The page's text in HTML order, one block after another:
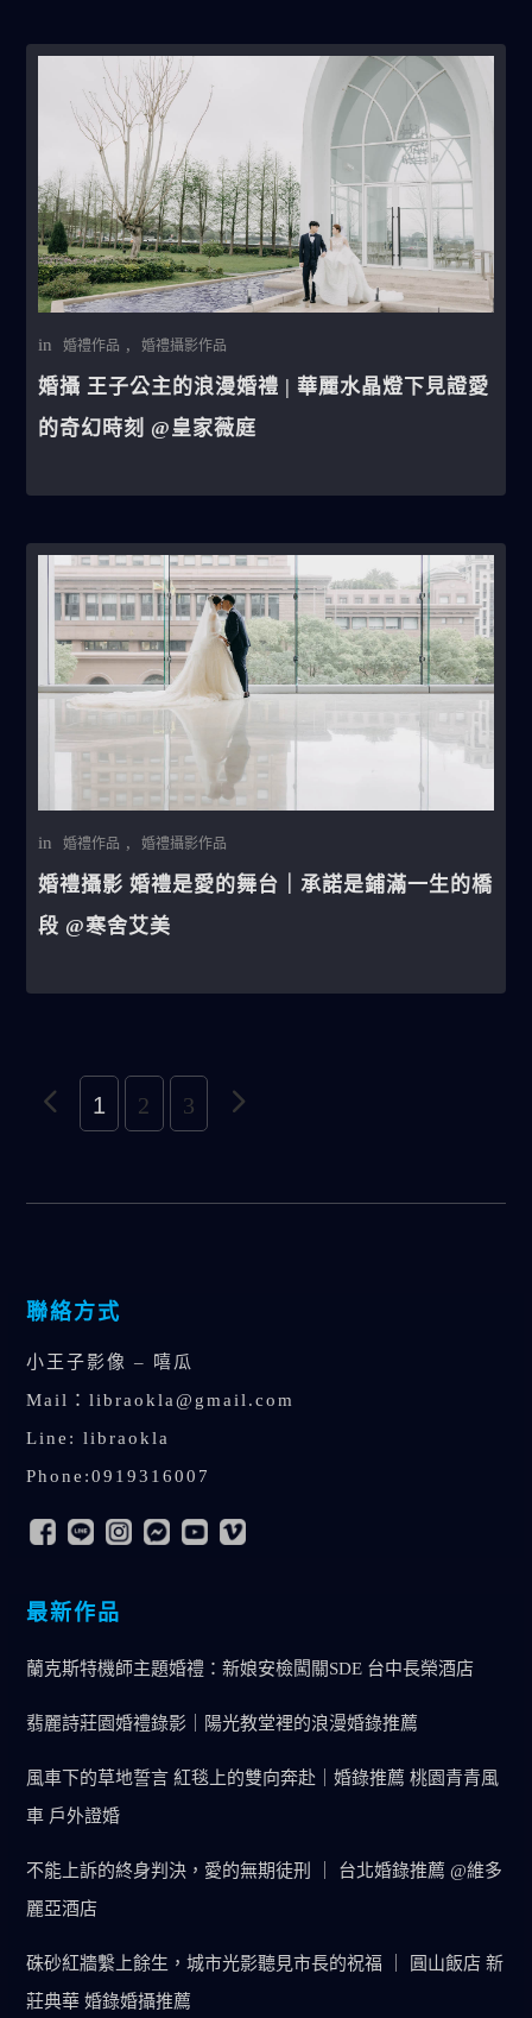
in 婚禮作品 , 婚禮攝影作品
婚攝 王子公主的浪漫婚禮 | 華麗水晶燈下見證愛
的奇幻時刻 @皇家薇庭
in 婚禮作品 , 婚禮攝影作品
婚禮攝影 婚禮是愛的舞台｜承諾是鋪滿一生的橋
段 @寒舍艾美
1 2 3
聯絡方式
小王子影像 – 嘻瓜
Mail：libraokla@gmail.com
Line: libraokla
Phone:0919316007
最新作品
蘭克斯特機師主題婚禮：新娘安檢闖關SDE 台中長榮酒店
翡麗詩莊園婚禮錄影｜陽光教堂裡的浪漫婚錄推薦
風車下的草地誓言 紅毯上的雙向奔赴｜婚錄推薦 桃園青青風
車 戶外證婚
不能上訴的終身判決，愛的無期徒刑 ｜ 台北婚錄推薦 @維多
麗亞酒店
硃砂紅牆繫上餘生，城市光影聽見市長的祝福 ｜ 圓山飯店 新
莊典華 婚錄婚攝推薦